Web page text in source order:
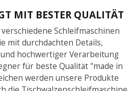
MIT BESTER QUALITÄT
Schleifmaschinen
mit durchdachten Details,
hochwertiger Verarbeitung
für beste Qualität "made in
werden unsere Produkte